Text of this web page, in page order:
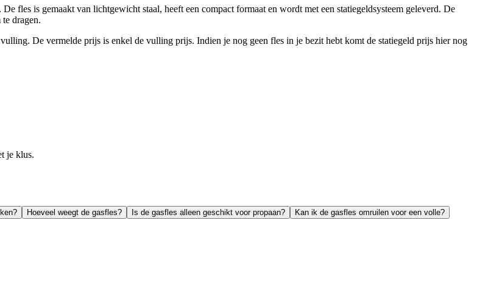
fles is gemaakt van lichtgewicht staal, heeft een compact formaat en wordt met een statiegeldsysteem geleverd. De
dragen.
De vermelde prijs is enkel de vulling prijs. Indien je nog geen fles in je bezit hebt komt de statiegeld prijs hier nog
je klus.
Hoeveel weegt de gasfles? Is de gasfles alleen geschikt voor propaan?
Kan ik de gasfles omruilen voor een volle?